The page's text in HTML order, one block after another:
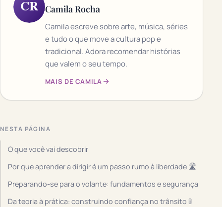
CR Camila Rocha
Camila escreve sobre arte, música, séries
e tudo o que move a cultura pop e
tradicional. Adora recomendar histórias
que valem o seu tempo.
MAIS DE CAMILA
NESTA PÁGINA
O que você vai descobrir
Por que aprender a dirigir é um passo rumo à liberdade 🛣️
Preparando-se para o volante: fundamentos e segurança
Da teoria à prática: construindo confiança no trânsito 🚦